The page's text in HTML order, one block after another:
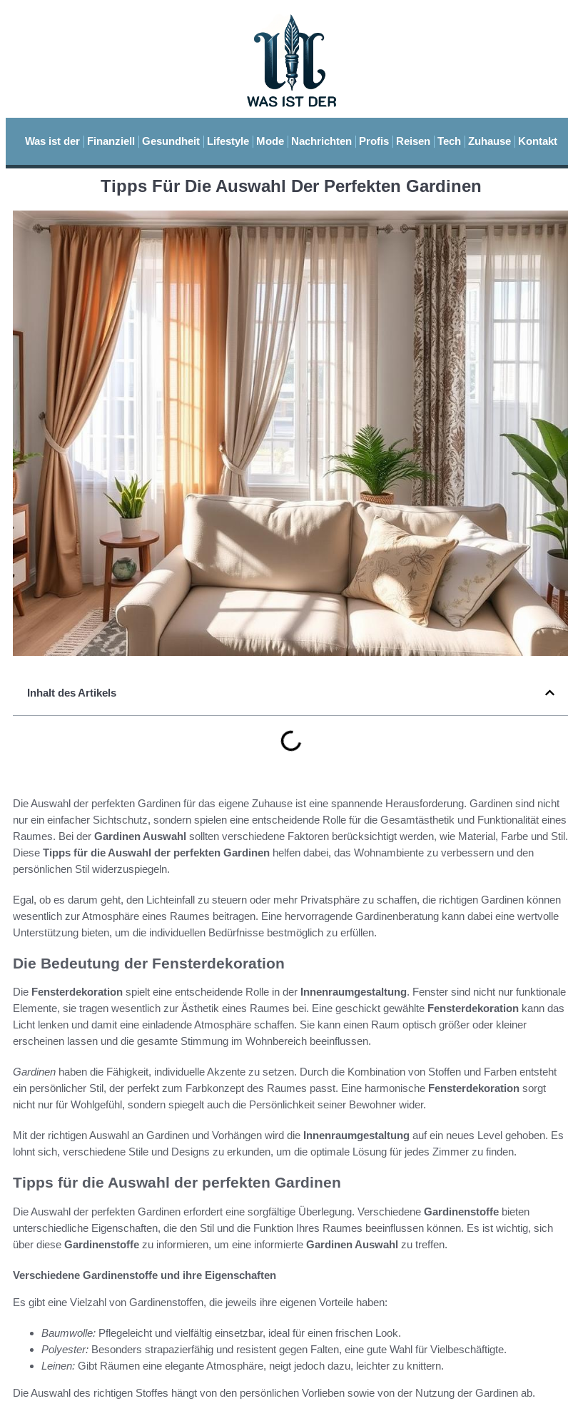
Was ist der Finanziell Gesundheit Lifestyle Mode Nachrichten Profis Reisen Tech Zuhause Kontakt
Tipps Für Die Auswahl Der Perfekten Gardinen
Inhalt des Artikels
Die Auswahl der perfekten Gardinen für das eigene Zuhause ist eine spannende Herausforderung. Gardinen sind nicht
nur ein einfacher Sichtschutz, sondern spielen eine entscheidende Rolle für die Gesamtästhetik und Funktionalität eines
Raumes. Bei der Gardinen Auswahl sollten verschiedene Faktoren berücksichtigt werden, wie Material, Farbe und Stil.
Diese Tipps für die Auswahl der perfekten Gardinen helfen dabei, das Wohnambiente zu verbessern und den
persönlichen Stil widerzuspiegeln.
Egal, ob es darum geht, den Lichteinfall zu steuern oder mehr Privatsphäre zu schaffen, die richtigen Gardinen können
wesentlich zur Atmosphäre eines Raumes beitragen. Eine hervorragende Gardinenberatung kann dabei eine wertvolle
Unterstützung bieten, um die individuellen Bedürfnisse bestmöglich zu erfüllen.
Die Bedeutung der Fensterdekoration
Die Fensterdekoration spielt eine entscheidende Rolle in der Innenraumgestaltung. Fenster sind nicht nur funktionale
Elemente, sie tragen wesentlich zur Ästhetik eines Raumes bei. Eine geschickt gewählte Fensterdekoration kann das
Licht lenken und damit eine einladende Atmosphäre schaffen. Sie kann einen Raum optisch größer oder kleiner
erscheinen lassen und die gesamte Stimmung im Wohnbereich beeinflussen.
Gardinen haben die Fähigkeit, individuelle Akzente zu setzen. Durch die Kombination von Stoffen und Farben entsteht
ein persönlicher Stil, der perfekt zum Farbkonzept des Raumes passt. Eine harmonische Fensterdekoration sorgt
nicht nur für Wohlgefühl, sondern spiegelt auch die Persönlichkeit seiner Bewohner wider.
Mit der richtigen Auswahl an Gardinen und Vorhängen wird die Innenraumgestaltung auf ein neues Level gehoben. Es
lohnt sich, verschiedene Stile und Designs zu erkunden, um die optimale Lösung für jedes Zimmer zu finden.
Tipps für die Auswahl der perfekten Gardinen
Die Auswahl der perfekten Gardinen erfordert eine sorgfältige Überlegung. Verschiedene Gardinenstoffe bieten
unterschiedliche Eigenschaften, die den Stil und die Funktion Ihres Raumes beeinflussen können. Es ist wichtig, sich
über diese Gardinenstoffe zu informieren, um eine informierte Gardinen Auswahl zu treffen.
Verschiedene Gardinenstoffe und ihre Eigenschaften
Es gibt eine Vielzahl von Gardinenstoffen, die jeweils ihre eigenen Vorteile haben:
Baumwolle: Pflegeleicht und vielfältig einsetzbar, ideal für einen frischen Look.
Polyester: Besonders strapazierfähig und resistent gegen Falten, eine gute Wahl für Vielbeschäftigte.
Leinen: Gibt Räumen eine elegante Atmosphäre, neigt jedoch dazu, leichter zu knittern.
Die Auswahl des richtigen Stoffes hängt von den persönlichen Vorlieben sowie von der Nutzung der Gardinen ab.